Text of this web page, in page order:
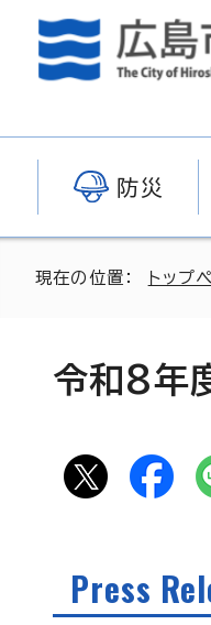
防災
現在の位置： トップ
令和8年
Press